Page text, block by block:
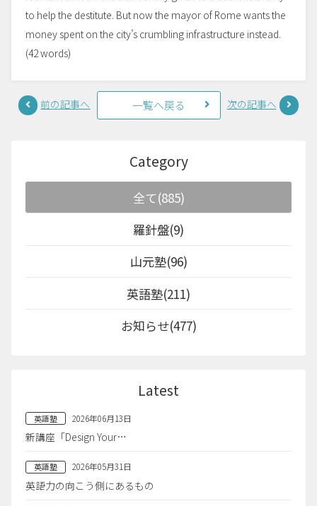
to help the destitute. But now the mayor of Rome wants the
money spent on the city’s crumbling infrastructure instead.
(42 words)
前の記事へ 一覧へ戻る 次の記事へ
Category
全て(885)
羅針盤(9)
山元塾(96)
英語塾(211)
お知らせ(477)
Latest
英語塾 2026年06月13日
新講座「Design Your…
英語塾 2026年05月31日
英語力の向こう側にあるもの